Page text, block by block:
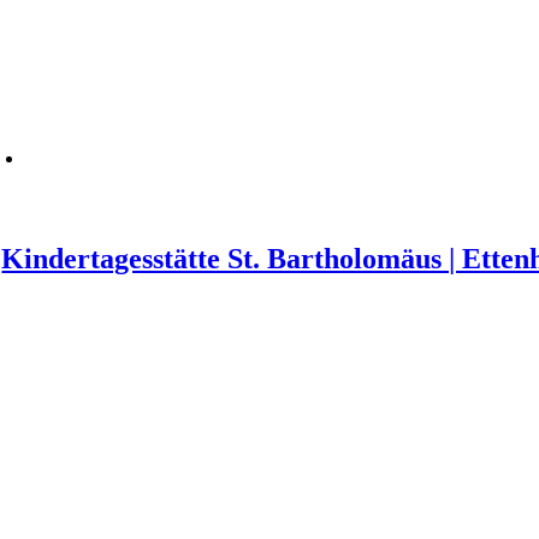
Kindertagesstätte St. Bartholomäus |